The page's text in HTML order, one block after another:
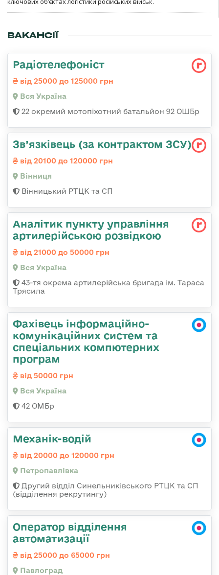
ВАКАНСІЇ
Радіотелефоніст
від 25000 до 125000 грн
Вся Україна
22 окремий мотопіхотний батальйон 92 ОШБр
Зв’язківець (за контрактом ЗСУ)
від 20100 до 120000 грн
Вінниця
Вінницький РТЦК та СП
Аналітик пункту управління
артилерійською розвідкою
від 21000 до 50000 грн
Вся Україна
43-тя окрема артилерійська бригада ім. Тараса
Трясила
Фахівець інформаційно-
комунікаційних систем та
спеціальних компютерних
програм
від 50000 грн
Вся Україна
42 ОМБр
Механік-водій
від 20000 до 120000 грн
Петропавлівка
Другий відділ Синельниківського РТЦК та СП
(відділення рекрутингу)
Оператор відділення
автоматизації
від 25000 до 65000 грн
Павлоград